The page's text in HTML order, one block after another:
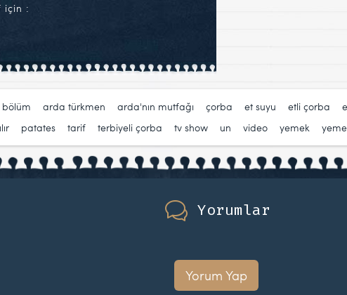
için :
bölüm arda türkmen arda'nın mutfağı çorba et suyu etli çorba
patates tarif terbiyeli çorba tv show un video yemek
Yorumlar
Yorum Yap